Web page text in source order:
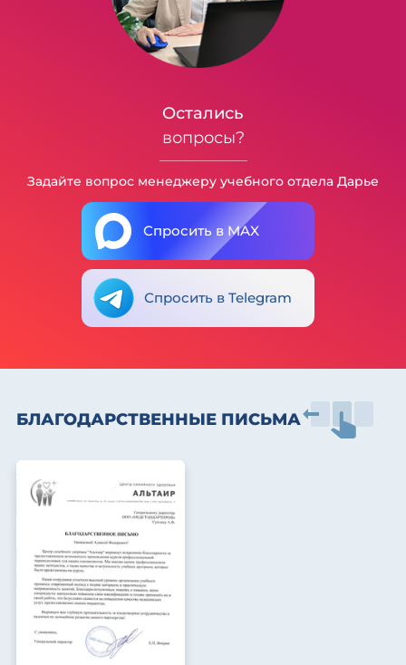
Остались
вопросы?
Задайте вопрос менеджеру учебного отдела Дарье
Спросить в MAX
Спросить в Telegram
БЛАГОДАРСТВЕННЫЕ ПИСЬМА